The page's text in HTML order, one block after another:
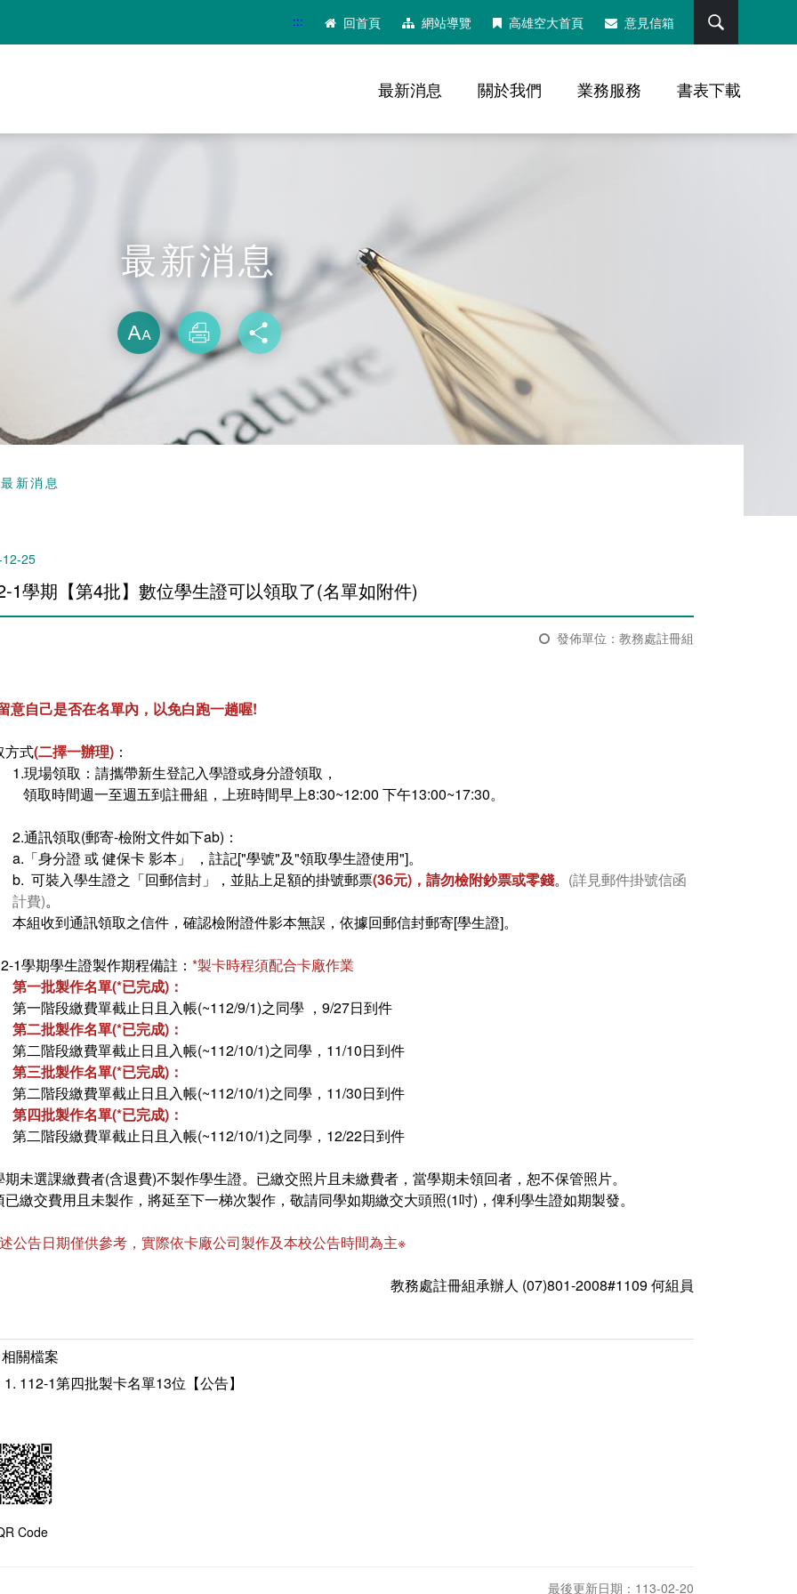
::: 回首頁 網站導覽 高雄空大首頁 意見信箱
最新消息 關於我們 業務服務 書表下載
最新消息
略過字型切換，社群分享工具列
放大
列印 分享
最新消息
25
1學期【第4批】數位學生證可以領取了(名單如附件)​
發佈單位：教務處註冊組
意自己是否在名單內，以免白跑一趟喔!
方式(二擇一辦理) ：
1.現場領取：請攜帶新生登記入學證或身分證領取，
領取時間週一至週五到註冊組，上班時間早上8:30~12:00 下午13:00~17:30。
2.通訊領取(郵寄-檢附文件如下ab)：
a.「身分證 或 健保卡 影本」 ，註記["學號"及"領取學生證使用"]。
b. 可裝入學生證之「回郵信封」，並貼上足額的掛號郵票(36元)，請勿檢附鈔票或零錢。 (詳見郵件掛號信函
計費)。
本組收到通訊領取之信件，確認檢附證件影本無誤，依據回郵信封郵寄[學生證]。
1學期學生證製作期程備註： *製卡時程須配合卡廠作業
第一批製作名單(*已完成)：
第一階段繳費單截止日且入帳(~112/9/1)之同學 ，9/27日到件
第二批製作名單(*已完成)：
第二階段繳費單截止日且入帳(~112/10/1)之同學，11/10日到件
第三批製作名單(*已完成)：
第二階段繳費單截止日且入帳(~112/10/1)之同學，11/30日到件
第四批製作名單(*已完成)：
第二階段繳費單截止日且入帳(~112/10/1)之同學，12/22日到件
期未選課繳費者(含退費)不製作學生證。已繳交照片且未繳費者，當學期未領回者，恕不保管照片。
已繳交費用且未製作，將延至下一梯次製作，敬請同學如期繳交大頭照(1吋)，俾利學生證如期製發。
公告日期僅供參考，實際依卡廠公司製作及本校公告時間為主※
教務處註冊組承辦人 (07)801-2008#1109 何組員
相關檔案
112-1第四批製卡名單13位【公告】
Code
最後更新日期：113-02-20